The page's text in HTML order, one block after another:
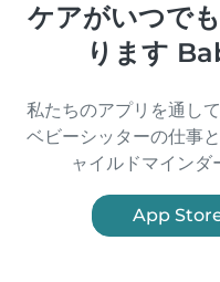
ケアがいつで
ります
私たちのアプリを通し
ベビーシッターの仕事
ャイルドマインダ
App